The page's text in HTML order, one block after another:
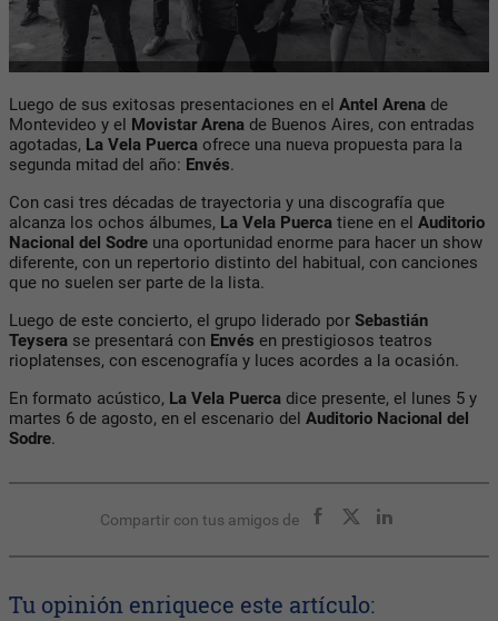
Luego de sus exitosas presentaciones en el Antel Arena de
Montevideo y el Movistar Arena de Buenos Aires, con entradas
agotadas, La Vela Puerca ofrece una nueva propuesta para la
segunda mitad del año: Envés.
Con casi tres décadas de trayectoria y una discografía que
alcanza los ochos álbumes, La Vela Puerca tiene en el Auditorio
Nacional del Sodre una oportunidad enorme para hacer un show
diferente, con un repertorio distinto del habitual, con canciones
que no suelen ser parte de la lista.
Luego de este concierto, el grupo liderado por Sebastián
Teysera se presentará con Envés en prestigiosos teatros
rioplatenses, con escenografía y luces acordes a la ocasión.
En formato acústico, La Vela Puerca dice presente, el lunes 5 y
martes 6 de agosto, en el escenario del Auditorio Nacional del
Sodre.
Compartir con tus amigos de
Tu opinión enriquece este artículo: